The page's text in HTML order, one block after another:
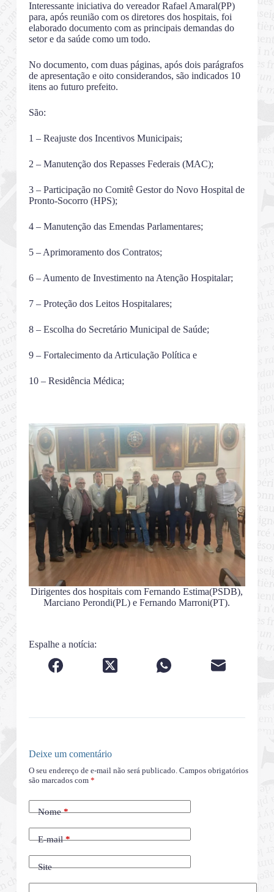
Interessante iniciativa do vereador Rafael Amaral(PP)
para, após reunião com os diretores dos hospitais, foi
elaborado documento com as principais demandas do
setor e da saúde como um todo.
No documento, com duas páginas, após dois parágrafos
de apresentação e oito considerandos, são indicados 10
itens ao futuro prefeito.
São:
1 – Reajuste dos Incentivos Municipais;
2 – Manutenção dos Repasses Federais (MAC);
3 – Participação no Comitê Gestor do Novo Hospital de
Pronto-Socorro (HPS);
4 – Manutenção das Emendas Parlamentares;
5 – Aprimoramento dos Contratos;
6 – Aumento de Investimento na Atenção Hospitalar;
7 – Proteção dos Leitos Hospitalares;
8 – Escolha do Secretário Municipal de Saúde;
9 – Fortalecimento da Articulação Política e
10 – Residência Médica;
Dirigentes dos hospitais com Fernando Estima(PSDB),
Marciano Perondi(PL) e Fernando Marroni(PT).
Espalhe a notícia:
Deixe um comentário
O seu endereço de e-mail não será publicado. Campos obrigatórios
são marcados com *
Nome*
E-mail*
Site